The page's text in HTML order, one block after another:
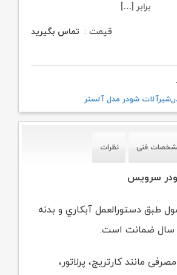
برابر […]
قیمت : تماس بگیرید
,شیرآلات شودر مدل آلستر
فنی نظرات
سرویس
طبق دستورالعمل آبکاري و بدنه
مانند کارتریج، پرلاتور،